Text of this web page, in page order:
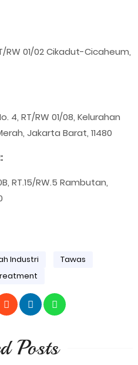
RW 01/02 Cikadut-Cicaheum,
4, RT/RW 01/08, Kelurahan
Jakarta Barat, 11480
RT.15/RW.5 Rambutan,
Industri
Tawas
Posts